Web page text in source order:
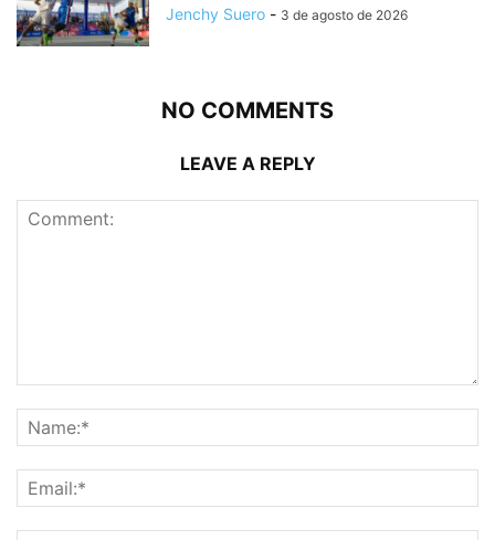
Jenchy Suero - 3 de agosto de 2026
NO COMMENTS
LEAVE A REPLY